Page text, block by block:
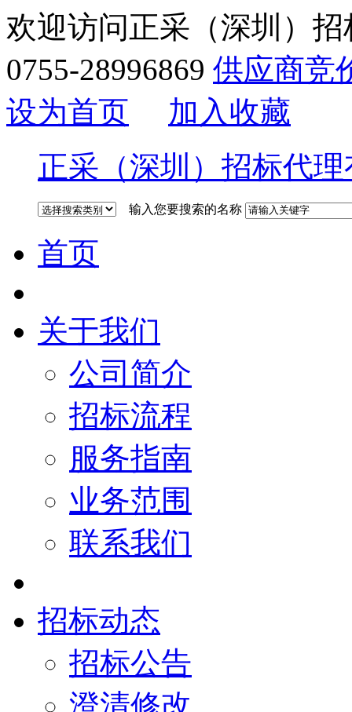
欢迎访问正采（深圳）
0755-28996869 供应商竞
设为首页
加入收藏
正采（深圳）招标代
输入您要搜索的名称
首页
关于我们
公司简介
招标流程
服务指南
业务范围
联系我们
招标动态
招标公告